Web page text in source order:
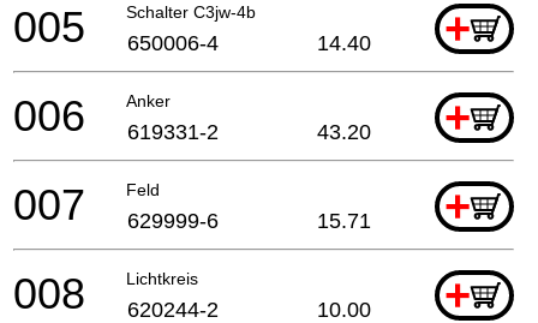
Schalter C3jw-4b +
005 650006-4 14.40
Anker +
006 619331-2 43.20
Feld +
007 629999-6 15.71
Lichtkreis +
008 620244-2 10.00